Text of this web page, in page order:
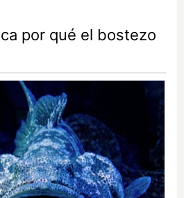
por qué el bostezo